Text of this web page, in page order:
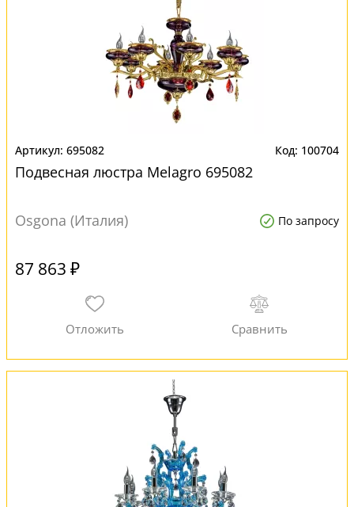
695082 100704
Подвесная люстра Melagro 695082
Osgona (Италия) По запросу
87 863 ₽